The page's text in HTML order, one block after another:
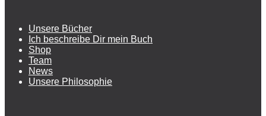
Unsere Bücher
Ich beschreibe Dir mein Buch
Shop
Team
News
Unsere Philosophie